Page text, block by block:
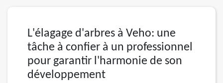
L'élagage d'arbres à Veho: une
tâche à confier à un professionnel
pour garantir l'harmonie de son
développement